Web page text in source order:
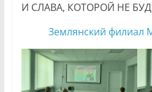
И СЛАВА, КОТОРОЙ НЕ
Землянский филиал